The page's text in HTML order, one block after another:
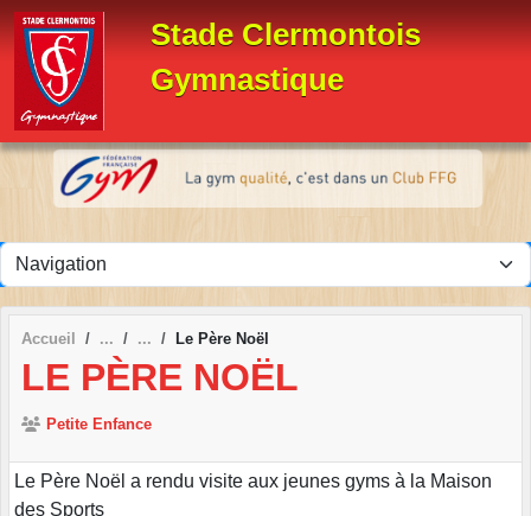
Stade Clermontois
Gymnastique
Accueil Le Père Noël
LE PÈRE NOËL
Petite Enfance
Le Père Noël a rendu visite aux jeunes gyms à la Maison
des Sports
Panneau de gestion des cookies